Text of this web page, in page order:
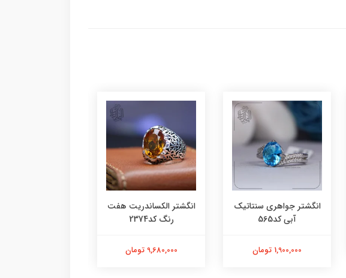
انگشتر جواهری سنتاتیک
آبی کد565
1,900,000 تومان
انگشتر الکساندریت هفت
رنگ کد2374
9,680,000 تومان